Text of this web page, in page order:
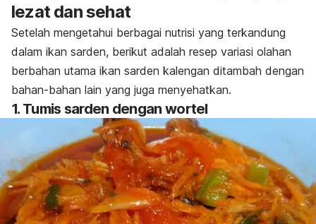
lezat dan sehat
Setelah mengetahui berbagai nutrisi yang terkandung
dalam ikan sarden, berikut adalah resep variasi olahan
berbahan utama ikan sarden kalengan ditambah dengan
bahan-bahan lain yang juga menyehatkan.
1. Tumis sarden dengan wortel